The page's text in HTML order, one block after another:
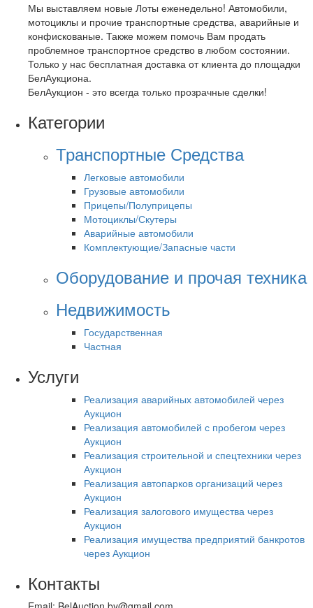
Мы выставляем новые Лоты еженедельно! Автомобили,
мотоциклы и прочие транспортные средства, аварийные и
конфискованые. Также можем помочь Вам продать
проблемное транспортное средство в любом состоянии.
Только у нас бесплатная доставка от клиента до площадки
БелАукциона.
БелАукцион - это всегда только прозрачные сделки!
Категории
Транспортные Средства
Легковые автомобили
Грузовые автомобили
Прицепы/Полуприцепы
Мотоциклы/Скутеры
Аварийные автомобили
Комплектующие/Запасные части
Оборудование и прочая техника
Недвижимость
Государственная
Частная
Услуги
Реализация аварийных автомобилей через
Аукцион
Реализация автомобилей с пробегом через
Аукцион
Реализация строительной и спецтехники через
Аукцион
Реализация автопарков организаций через
Аукцион
Реализация залогового имущества через
Аукцион
Реализация имущества предприятий банкротов
через Аукцион
Контакты